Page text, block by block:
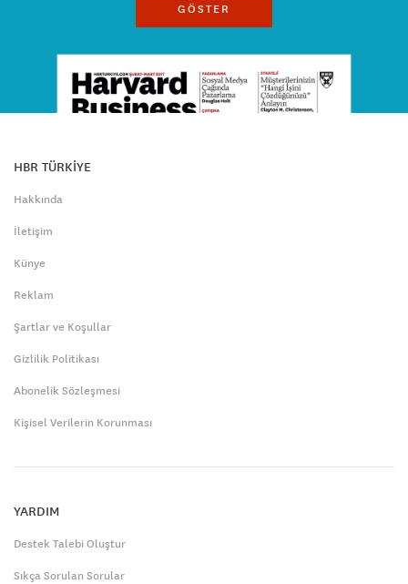
GÖSTER
HBR TÜRKİYE
Hakkında
İletişim
Künye
Reklam
Şartlar ve Koşullar
Gizlilik Politikası
Abonelik Sözleşmesi
Kişisel Verilerin Korunması
YARDIM
Destek Talebi Oluştur
Sıkça Sorulan Sorular